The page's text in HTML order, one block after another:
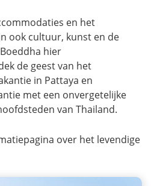
en het
ook cultuur, kunst en de
hier
de geest van het
in Pattaya en
met een onvergetelijke
van Thailand.
over het levendige